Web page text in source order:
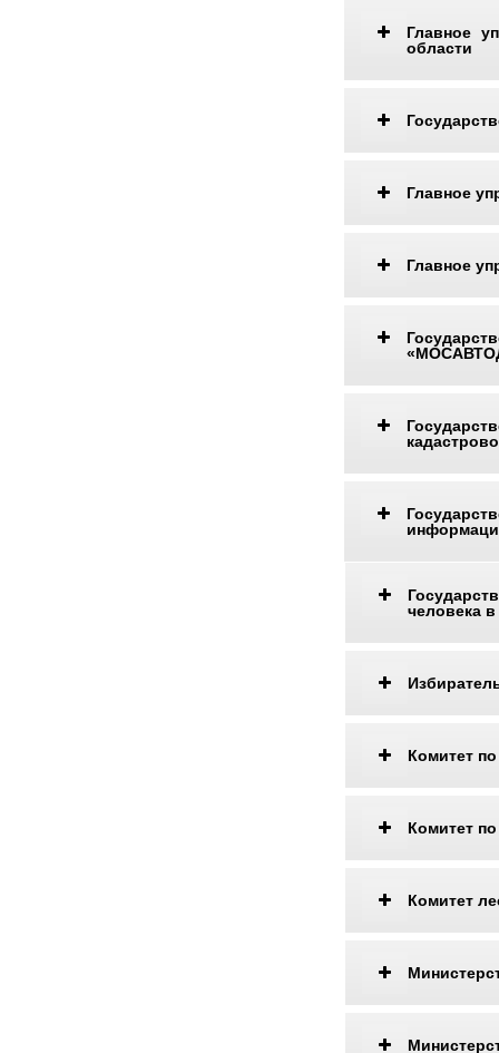
Главное
области
Главное
Главное
человека
Комитет
Комитет
Комитет